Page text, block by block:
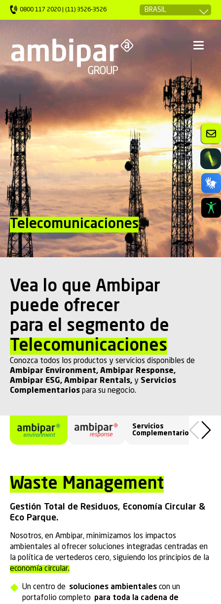
0800 117 2020 | (11) 3526-3526
Telecomunicaciones
Vea lo que Ambipar
puede ofrecer
para el segmento de
Telecomunicaciones
Conozca todos los productos y servicios disponibles de
Ambipar Environment, Ambipar Response,
Ambipar ESG, Ambipar Rentals, y Servicios
Complementarios para su negocio.
Servicios
Complementarios
Waste Management
Gestión Total de Residuos, Economía Circular &
Eco Parque.
Nosotros, en Ambipar, minimizamos los impactos
ambientales al ofrecer soluciones integradas centradas en
la política de vertederos cero, siguiendo los principios de la
economía circular.
Un centro de soluciones ambientales con un
portafolio completo para toda la cadena de